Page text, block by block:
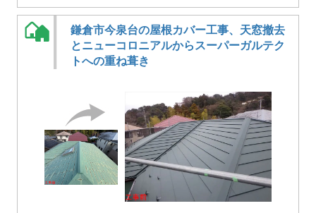
鎌倉市今泉台の屋根カバー工事、天窓撤去
とニューコロニアルからスーパーガルテク
トへの重ね葺き